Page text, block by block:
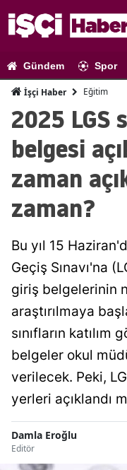
Gündem Spor
İşçi Haber Eğitim
2025 LGS
belgesi
zaman
zaman?
Bu yıl 15
Geçiş Sınavı'na
giriş belgelerinin
araştırılmaya
sınıfların
belgeler okul
verilecek. Peki,
yerleri açıklandı
Damla Eroğlu
Editör